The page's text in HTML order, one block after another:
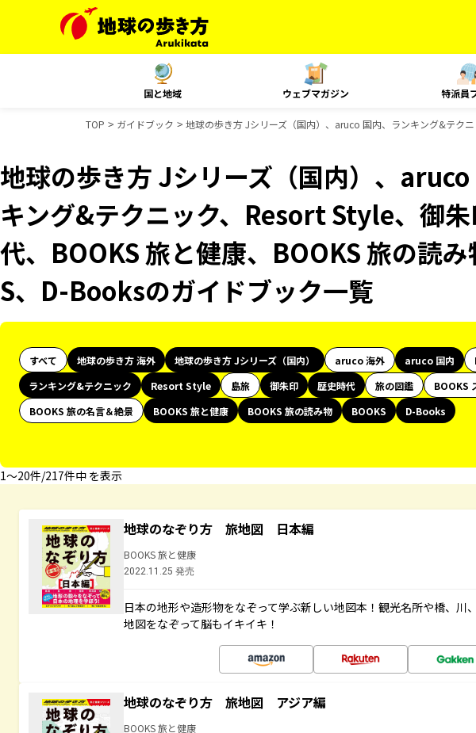
国と地域 ウェブマガジン 特派員
TOP ガイドブック 地球の歩き方 Jシリーズ（国内）、aruco 国内、ランキング&テク
地球の歩き方 Jシリーズ（国内）、
キング&テクニック、Resort Style、御
代、BOOKS 旅と健康、BOOKS 旅の読
S、D-Booksのガイドブック一覧
すべて 地球の歩き方 海外 地球の歩き方 Jシリーズ（国内） aruco 海外 aruco 国内
ランキング&テクニック
Resort Style 島旅 御朱印 歴史時代 旅の図鑑
BOOKS
BOOKS 旅の名言＆絶景
BOOKS 旅と健康 BOOKS 旅の読み物 BOOKS
D-Books
1〜20件/217件中 を表示
地球のなぞり方 旅地図 日本編
BOOKS 旅と健康
2022.11.25 発売
日本の地形や造形物をなぞって学ぶ新しい地図本！観光名所や橋、川
地図をなぞって脳もイキイキ！
地球のなぞり方 旅地図 アジア編
BOOKS 旅と健康